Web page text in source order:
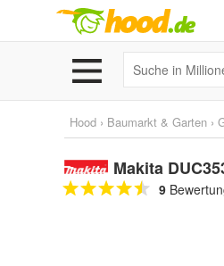
Hood › Baumarkt & Garten ›
Makita
9